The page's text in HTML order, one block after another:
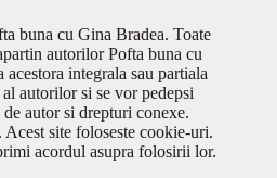
buna cu Gina Bradea. Toate
autorilor Pofta buna cu
integrala sau partiala
autorilor si se vor pedepsi
autor si drepturi conexe.
site foloseste cookie-uri.
acordul asupra folosirii lor.